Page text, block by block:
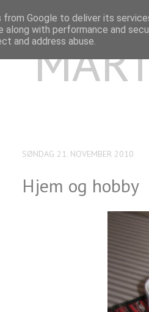
SØNDAG 21. NOVEMBER 2010
Hjem og hobby
Google to deliver its
along with performance and
and address abuse.